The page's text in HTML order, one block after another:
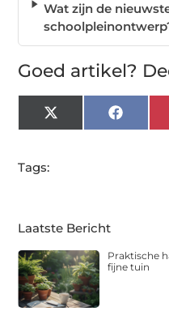
Wat zijn de
Goed artikel?
X
(Twitter)
Tags:
Laatste Bericht
Praktische
fijne tuin